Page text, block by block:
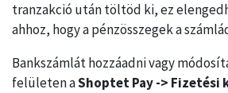
tranzakció után töltöd ki, ez
ahhoz, hogy a pénzösszegek a
Bankszámlát hozzáadni vagy
felületen aShoptet Pay -> Fizetési